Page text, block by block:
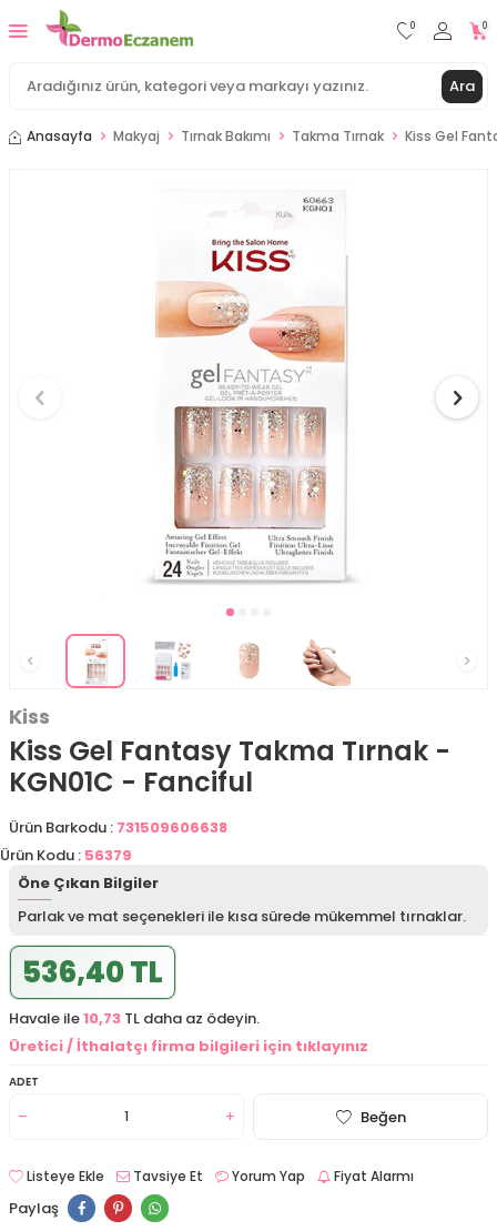
Ara
0 0
Anasayfa Makyaj Tırnak Bakımı Takma Tırnak Kiss Gel
Kiss
Kiss Gel Fantasy Takma Tırnak -
KGN01C - Fanciful
Ürün Barkodu : 731509606638
Ürün Kodu : 56379
Öne Çıkan Bilgiler
Parlak ve mat seçenekleri ile kısa sürede mükemmel tırnaklar.
536,40 TL
Havale ile10,73 TL daha az ödeyin.
Üretici / İthalatçı firma bilgileri için tıklayınız
ADET
Beğen
Listeye Ekle Tavsiye Et Yorum Yap Fiyat Alarmı
Paylaş